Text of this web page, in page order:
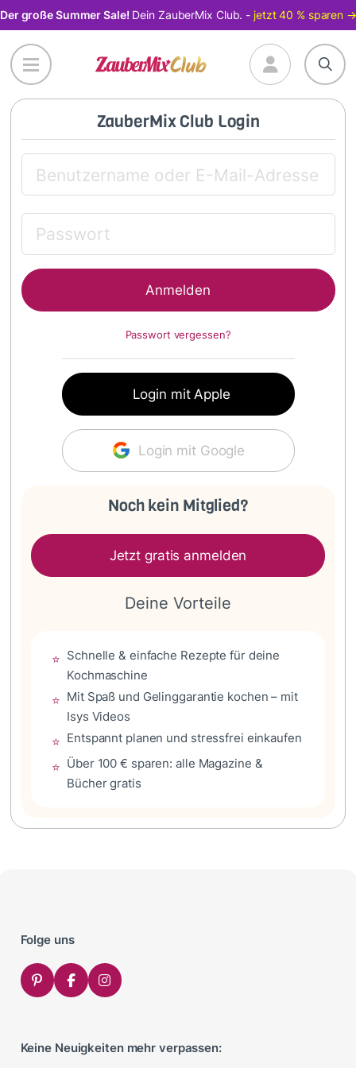
Direkt
zum
Inhalt
Der große Summer Sale! Dein ZauberMix Club. - jetzt 40 % sparen →
ZauberMix Club Login
Passwort vergessen?
Login mit Apple
Login mit Google
Noch kein Mitglied?
Jetzt gratis anmelden
Deine Vorteile
⭐ Schnelle & einfache Rezepte für deine
Kochmaschine
⭐ Mit Spaß und Gelinggarantie kochen – mit
Isys Videos
⭐ Entspannt planen und stressfrei einkaufen
⭐ Über 100 € sparen: alle Magazine &
Bücher gratis
Folge uns
Keine Neuigkeiten mehr verpassen: